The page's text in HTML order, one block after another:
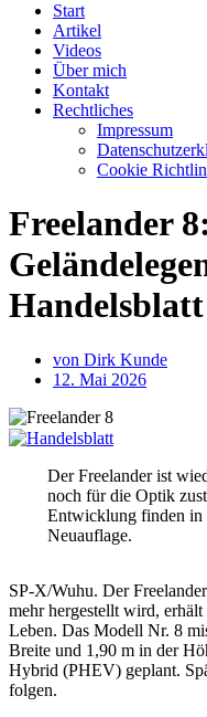
Start
Artikel
Videos
Über mich
Kontakt
Rechtliches
Impressum
Cookie
Freelander
Handelsblatt
von Dirk Kunde
12. Mai 2026
Der Freelander ist
noch für die Optik
Entwicklung finden in
Neuauflage.
SP-X/Wuhu. Der
mehr hergestellt wird,
Leben. Das Modell Nr. 8
Breite und 1,90 m in der
Hybrid (PHEV) geplant.
folgen.